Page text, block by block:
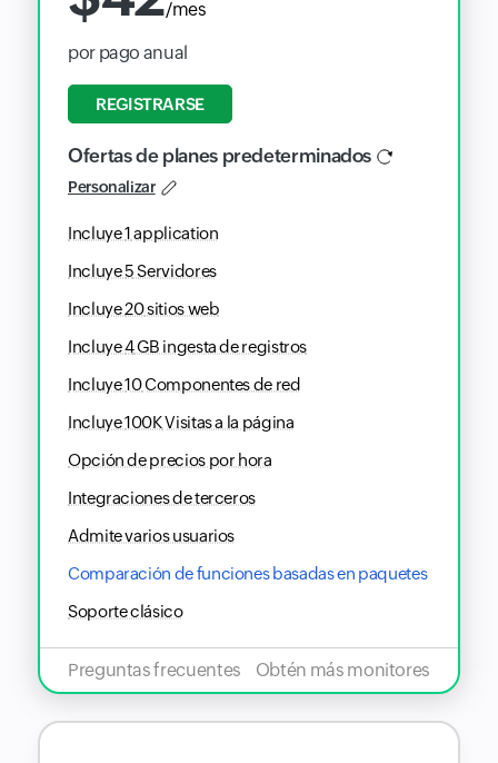
/mes
por pago anual
REGISTRARSE
Ofertas de planes predeterminados
Personalizar
Incluye1application
Incluye5Servidores
Incluye20sitios web
Incluye4GB ingesta de registros
Incluye10Componentes de red
Incluye100KVisitas a la página
Opción de precios por hora
Integraciones de terceros
Admite varios usuarios
Comparación de funciones basadas en paquetes
Soporte clásico
Preguntas frecuentes Obtén más monitores